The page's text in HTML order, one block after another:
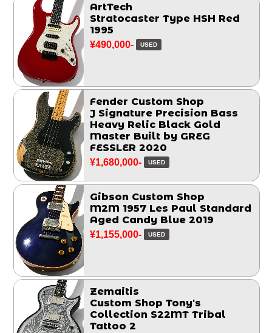
ArtTech
Stratocaster Type HSH Red
1995
¥490,000- USED
Fender Custom Shop
J Signature Precision Bass
Heavy Relic Black Gold
Master Built by GREG
FESSLER 2020
¥1,680,000- USED
Gibson Custom Shop
M2M 1957 Les Paul Standard
Aged Candy Blue 2019
¥1,155,000- USED
Zemaitis
Custom Shop Tony's
Collection S22MT Tribal
Tattoo 2